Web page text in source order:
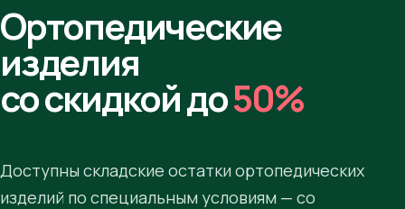
Ортопедические
изделия
со скидкой до50%
Доступны складские остатки ортопедических
изделий по специальным условиям — со